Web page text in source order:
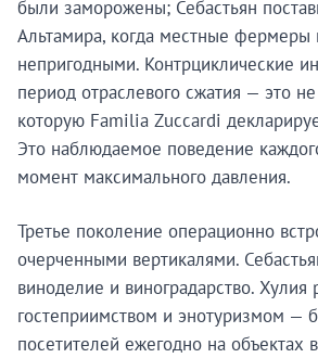
были заморожены; Себастьян
Альтамира, когда местные фермеры
непригодными. Контрциклические
период отраслевого сжатия — это
которую Familia Zuccardi
Это наблюдаемое поведение
момент максимального давления.
Третье поколение операционно
очерченными вертикалями.
виноделие и виноградарство. Хулия
гостеприимством и энотуризмом —
посетителей ежегодно на